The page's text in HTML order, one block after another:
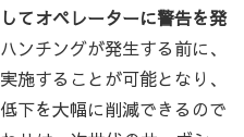
てオペレーターに警告を発
ンチングが発生する前に、
施することが可能となり、
下を大幅に削減できるので